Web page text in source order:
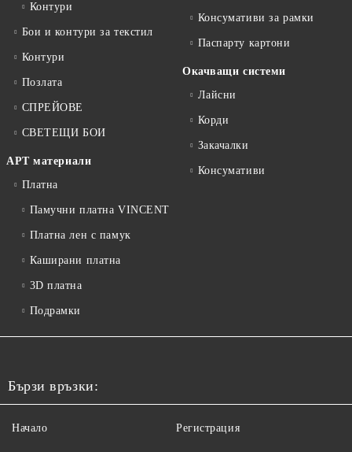
Контури
Бои и контури за текстил
Контури
Позлата
СПРЕЙОВЕ
СВЕТЕЩИ БОИ
АРТ материали
Платна
Памучни платна VINCENT
Платна лен с памук
Каширани платна
3D платна
Подрамки
Консумативи за рамки
Паспарту картони
Окачващи системи
Лайсни
Корди
Закачалки
Консумативи
Бързи връзки:
Начало Регистрация